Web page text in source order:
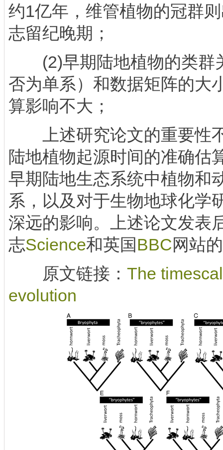
约1亿年，维管植物的冠群
志留纪晚期；
(2)早期陆地植物的类群
否为单系）和数据矩阵的大
算影响不大；
上述研究论文的重要性
陆地植物起源时间的准确估
早期陆地生态系统中植物和
系，以及对于生物地球化学
深远的影响。上述论文发表
志Science和英国BBC网站
原文链接： The
evolution